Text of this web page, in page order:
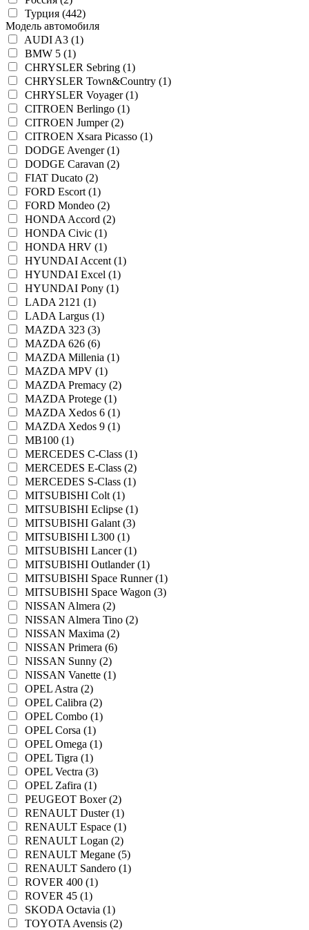
Турция (442)
Модель автомобиля
AUDI A3 (1)
BMW 5 (1)
CHRYSLER Sebring (1)
CHRYSLER Town&Country (1)
CHRYSLER Voyager (1)
CITROEN Berlingo (1)
CITROEN Jumper (2)
CITROEN Xsara Picasso (1)
DODGE Avenger (1)
DODGE Caravan (2)
FIAT Ducato (2)
FORD Escort (1)
FORD Mondeo (2)
HONDA Accord (2)
HONDA Civic (1)
HONDA HRV (1)
HYUNDAI Accent (1)
HYUNDAI Excel (1)
HYUNDAI Pony (1)
LADA 2121 (1)
LADA Largus (1)
MAZDA 323 (3)
MAZDA 626 (6)
MAZDA Millenia (1)
MAZDA MPV (1)
MAZDA Premacy (2)
MAZDA Protege (1)
MAZDA Xedos 6 (1)
MAZDA Xedos 9 (1)
MB100 (1)
MERCEDES C-Class (1)
MERCEDES E-Class (2)
MERCEDES S-Class (1)
MITSUBISHI Colt (1)
MITSUBISHI Eclipse (1)
MITSUBISHI Galant (3)
MITSUBISHI L300 (1)
MITSUBISHI Lancer (1)
MITSUBISHI Outlander (1)
MITSUBISHI Space Runner (1)
MITSUBISHI Space Wagon (3)
NISSAN Almera (2)
NISSAN Almera Tino (2)
NISSAN Maxima (2)
NISSAN Primera (6)
NISSAN Sunny (2)
NISSAN Vanette (1)
OPEL Astra (2)
OPEL Calibra (2)
OPEL Combo (1)
OPEL Corsa (1)
OPEL Omega (1)
OPEL Tigra (1)
OPEL Vectra (3)
OPEL Zafira (1)
PEUGEOT Boxer (2)
RENAULT Duster (1)
RENAULT Espace (1)
RENAULT Logan (2)
RENAULT Megane (5)
RENAULT Sandero (1)
ROVER 400 (1)
ROVER 45 (1)
SKODA Octavia (1)
TOYOTA Avensis (2)